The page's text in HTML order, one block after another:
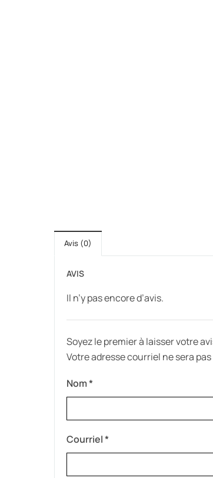
Avis (0)
AVIS
Il n’y pas encore d’avis.
Soyez le premier à laisser votre
Votre adresse courriel ne sera
Nom*
Courriel*